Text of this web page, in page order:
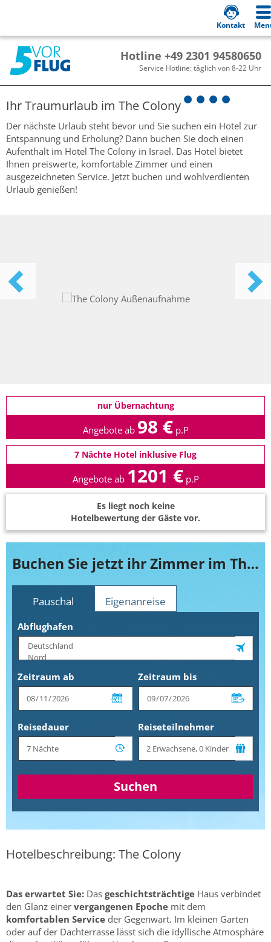
Hotline +49 2301 94580650
Service Hotline: täglich von 8-22 Uhr
Kontakt
Ihr Traumurlaub im The Colony
Der nächste Urlaub steht bevor und Sie suchen ein Hotel zur
Entspannung und Erholung? Dann buchen Sie doch einen
Aufenthalt im Hotel The Colony in Israel. Das Hotel bietet
Ihnen preiswerte, komfortable Zimmer und einen
ausgezeichneten Service. Jetzt buchen und wohlverdienten
Urlaub genießen!
nur Übernachtung
Angebote ab 98 € p.P
7 Nächte Hotel inklusive Flug
Angebote ab 1201 € p.P
Es liegt noch keine
Hotelbewertung der Gäste vor.
Buchen Sie jetzt ihr Zimmer im The Colony
Pauschal Eigenanreise
Abflughafen
Zeitraum ab Zeitraum bis
Reisedauer Reiseteilnehmer
Suchen
Hotelbeschreibung: The Colony
Das erwartet Sie: Das geschichtsträchtige Haus verbindet
den Glanz einer vergangenen Epoche mit dem
komfortablen Service der Gegenwart. Im kleinen Garten
oder auf der Dachterrasse lässt sich die idyllische Atmosphäre